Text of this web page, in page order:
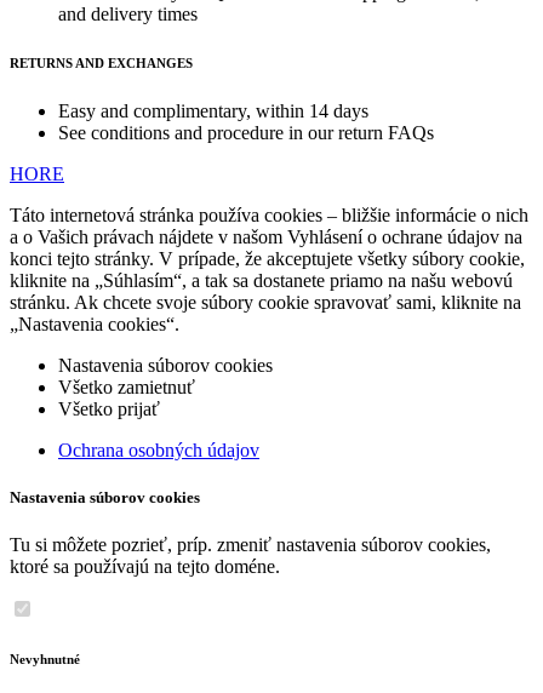
and delivery times
RETURNS AND EXCHANGES
Easy and complimentary, within 14 days
See conditions and procedure in our return FAQs
HORE
Táto internetová stránka používa cookies – bližšie informácie o nich
a o Vašich právach nájdete v našom Vyhlásení o ochrane údajov na
konci tejto stránky. V prípade, že akceptujete všetky súbory cookie,
kliknite na „Súhlasím“, a tak sa dostanete priamo na našu webovú
stránku. Ak chcete svoje súbory cookie spravovať sami, kliknite na
„Nastavenia cookies“.
Nastavenia súborov cookies
Všetko zamietnuť
Všetko prijať
Ochrana osobných údajov
Nastavenia súborov cookies
Tu si môžete pozrieť, príp. zmeniť nastavenia súborov cookies,
ktoré sa používajú na tejto doméne.
Nevyhnutné